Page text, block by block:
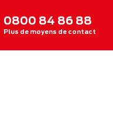
0800 84 86 88
Plus de moyens de contact